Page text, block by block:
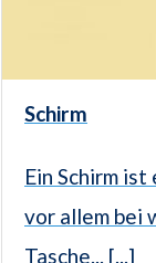
Schirm
Ein Schirm
vor allem bei
Tasche... [...]